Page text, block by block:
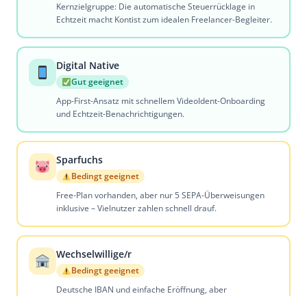
Kernzielgruppe: Die automatische Steuerrücklage in
Echtzeit macht Kontist zum idealen Freelancer-Begleiter.
Digital Native
Gut geeignet
App-First-Ansatz mit schnellem VideoIdent-Onboarding
und Echtzeit-Benachrichtigungen.
Sparfuchs
Bedingt geeignet
Free-Plan vorhanden, aber nur 5 SEPA-Überweisungen
inklusive – Vielnutzer zahlen schnell drauf.
Wechselwillige/r
Bedingt geeignet
Deutsche IBAN und einfache Eröffnung, aber